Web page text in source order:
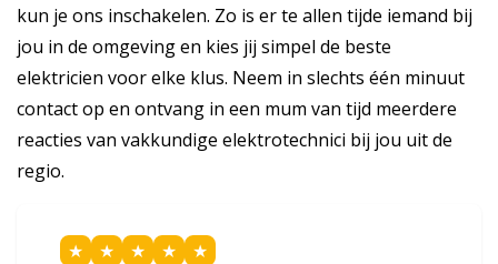
kun je ons inschakelen. Zo is er te allen tijde iemand bij
jou in de omgeving en kies jij simpel de beste
elektricien voor elke klus. Neem in slechts één minuut
contact op en ontvang in een mum van tijd meerdere
reacties van vakkundige elektrotechnici bij jou uit de
regio.
★ ★ ★ ★ ★